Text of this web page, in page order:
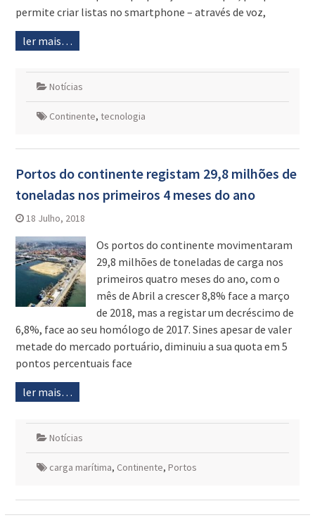
permite criar listas no smartphone – através de voz,
ler mais…
Notícias
Continente, tecnologia
Portos do continente registam 29,8 milhões de
toneladas nos primeiros 4 meses do ano
18 Julho, 2018
Os portos do continente movimentaram
29,8 milhões de toneladas de carga nos
primeiros quatro meses do ano, com o
mês de Abril a crescer 8,8% face a março
de 2018, mas a registar um decréscimo de
6,8%, face ao seu homólogo de 2017. Sines apesar de valer
metade do mercado portuário, diminuiu a sua quota em 5
pontos percentuais face
ler mais…
Notícias
carga marítima, Continente, Portos